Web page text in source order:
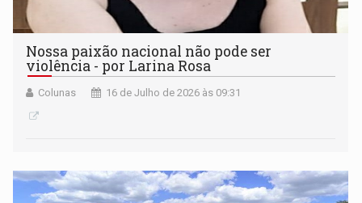
Nossa paixão nacional não pode ser
violência - por Larina Rosa
Colunas 16 de Julho de 2026 às 09:31